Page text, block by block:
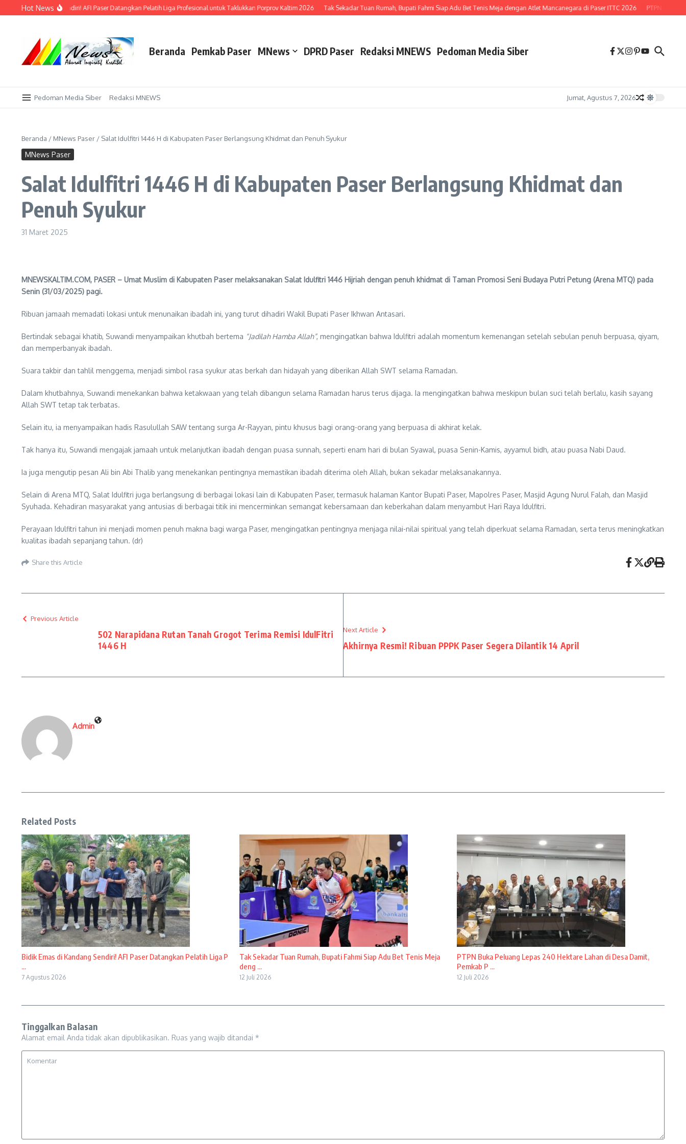
Lewati ke konten
Hot News
di Kandang Sendiri! AFI Paser Datangkan Pelatih Liga Profesional untuk Taklukkan Porprov Kaltim 2026 Tak Sekadar Tuan Rumah, Bupati Fahmi Siap Adu Bet Tenis Meja dengan Atlet Mancanegara di Paser ITTC 2026 PTPN Buka
Beranda Pemkab Paser MNews DPRD Paser Redaksi MNEWS Pedoman Media Siber
Pedoman Media Siber Redaksi MNEWS Jumat, Agustus 7, 2026
Beranda / MNews Paser / Salat Idulfitri 1446 H di Kabupaten Paser Berlangsung Khidmat dan Penuh Syukur
MNews Paser
Salat Idulfitri 1446 H di Kabupaten Paser Berlangsung Khidmat dan
Penuh Syukur
31 Maret 2025
MNEWSKALTIM.COM, PASER – Umat Muslim di Kabupaten Paser melaksanakan Salat Idulfitri 1446 Hijriah dengan penuh khidmat di Taman Promosi Seni Budaya Putri Petung (Arena MTQ) pada
Senin (31/03/2025) pagi.
Ribuan jamaah memadati lokasi untuk menunaikan ibadah ini, yang turut dihadiri Wakil Bupati Paser Ikhwan Antasari.
Bertindak sebagai khatib, Suwandi menyampaikan khutbah bertema “Jadilah Hamba Allah”, mengingatkan bahwa Idulfitri adalah momentum kemenangan setelah sebulan penuh berpuasa, qiyam,
dan memperbanyak ibadah.
Suara takbir dan tahlil menggema, menjadi simbol rasa syukur atas berkah dan hidayah yang diberikan Allah SWT selama Ramadan.
Dalam khutbahnya, Suwandi menekankan bahwa ketakwaan yang telah dibangun selama Ramadan harus terus dijaga. Ia mengingatkan bahwa meskipun bulan suci telah berlalu, kasih sayang
Allah SWT tetap tak terbatas.
Selain itu, ia menyampaikan hadis Rasulullah SAW tentang surga Ar-Rayyan, pintu khusus bagi orang-orang yang berpuasa di akhirat kelak.
Tak hanya itu, Suwandi mengajak jamaah untuk melanjutkan ibadah dengan puasa sunnah, seperti enam hari di bulan Syawal, puasa Senin-Kamis, ayyamul bidh, atau puasa Nabi Daud.
Ia juga mengutip pesan Ali bin Abi Thalib yang menekankan pentingnya memastikan ibadah diterima oleh Allah, bukan sekadar melaksanakannya.
Selain di Arena MTQ, Salat Idulfitri juga berlangsung di berbagai lokasi lain di Kabupaten Paser, termasuk halaman Kantor Bupati Paser, Mapolres Paser, Masjid Agung Nurul Falah, dan Masjid
Syuhada. Kehadiran masyarakat yang antusias di berbagai titik ini mencerminkan semangat kebersamaan dan keberkahan dalam menyambut Hari Raya Idulfitri.
Perayaan Idulfitri tahun ini menjadi momen penuh makna bagi warga Paser, mengingatkan pentingnya menjaga nilai-nilai spiritual yang telah diperkuat selama Ramadan, serta terus meningkatkan
kualitas ibadah sepanjang tahun. (dr)
Share this Article
Previous Article
502 Narapidana Rutan Tanah Grogot Terima Remisi IdulFitri
1446 H
Next Article
Akhirnya Resmi! Ribuan PPPK Paser Segera Dilantik 14 April
Admin
Related Posts
Bidik Emas di Kandang Sendiri! AFI Paser Datangkan Pelatih Liga P
...
7 Agustus 2026
Tak Sekadar Tuan Rumah, Bupati Fahmi Siap Adu Bet Tenis Meja
deng ...
12 Juli 2026
PTPN Buka Peluang Lepas 240 Hektare Lahan di Desa Damit,
Pemkab P ...
12 Juli 2026
Tinggalkan Balasan
Alamat email Anda tidak akan dipublikasikan. Ruas yang wajib ditandai *